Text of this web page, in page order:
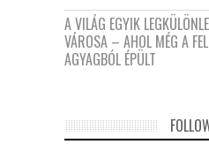
A VILÁG EGYIK
VÁROSA – AHOL MÉG A
AGYAGBÓL ÉPÜLT